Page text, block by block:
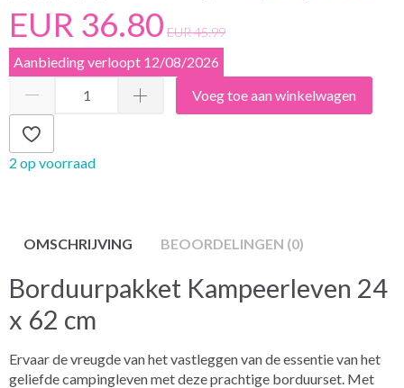
EUR 36.80 EUR 45.99
Aanbieding verloopt 12/08/2026
Voeg toe aan winkelwagen
2 op voorraad
OMSCHRIJVING BEOORDELINGEN (0)
Borduurpakket Kampeerleven 24
x 62 cm
Ervaar de vreugde van het vastleggen van de essentie van het
geliefde campingleven met deze prachtige borduurset. Met